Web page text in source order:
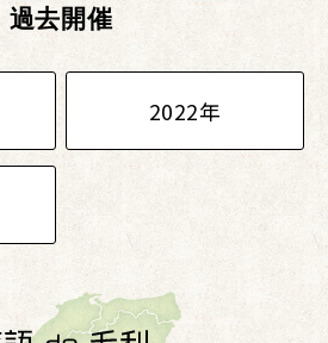
過去開催
2022年